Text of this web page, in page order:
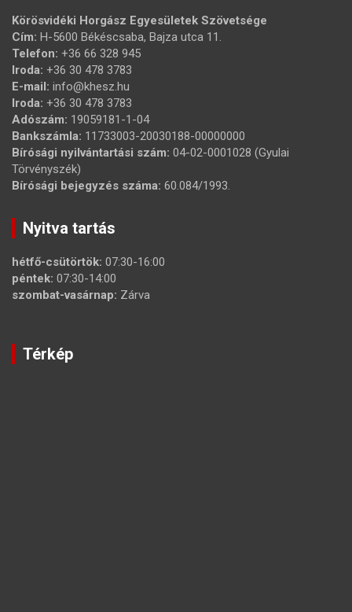
Körösvidéki Horgász Egyesületek Szövetsége
Cím: H-5600 Békéscsaba, Bajza utca 11.
Telefon: +36 66 328 945
Iroda: +36 30 478 3783
E-mail: info@khesz.hu
Iroda: +36 30 478 3783
Adószám: 19059181-1-04
Bankszámla: 11733003-20030188-00000000
Bírósági nyilvántartási szám: 04-02-0001028 (Gyulai
Törvényszék)
Bírósági bejegyzés száma: 60.084/1993.
Nyitva tartás
hétfő-csütörtök: 07:30-16:00
péntek: 07:30-14:00
szombat-vasárnap: Zárva
Térkép